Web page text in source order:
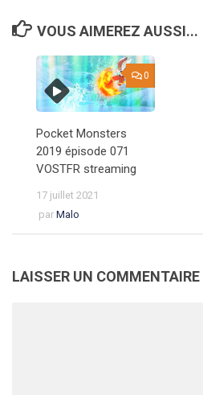
VOUS AIMEREZ AUSSI...
0
Pocket Monsters
2019 épisode 071
VOSTFR streaming
17 juillet 2021
par Malo
LAISSER UN COMMENTAIRE